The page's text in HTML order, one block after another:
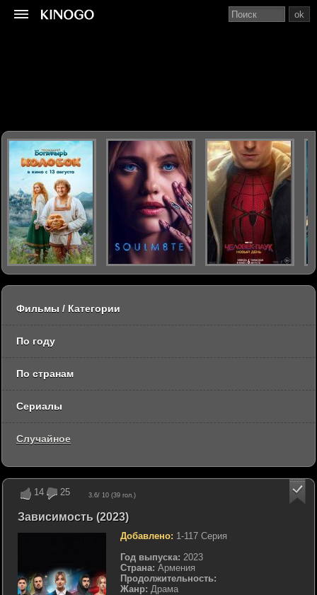
14 25 3.6/ 10 (39 гол.)
Зависимость (2023)
Добавлено: 1-117 Серия
Год выпуска: 2023
Страна: Армения
Продолжительность:
Жанр: Драма
ok
Фильмы / Категории
По году
По странам
Сериалы
Случайное